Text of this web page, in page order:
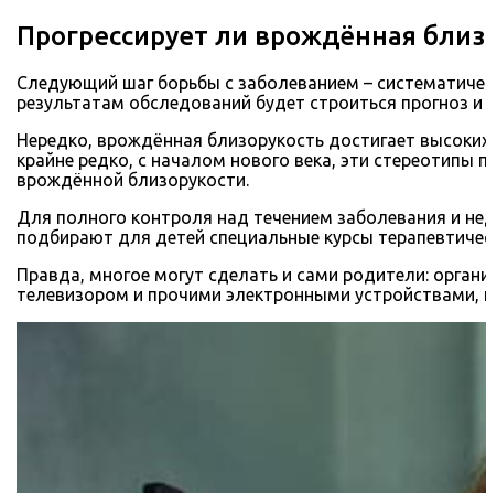
Прогрессирует ли врождённая
Следующий шаг борьбы с заболеванием –
результатам обследований будет строиться прогноз
Нередко, врождённая близорукость достигает
крайне редко, с началом нового века, эти
врождённой близорукости.
Для полного контроля над течением заболевания и
подбирают для детей специальные курсы
Правда, многое могут сделать и сами родители:
телевизором и прочими электронными